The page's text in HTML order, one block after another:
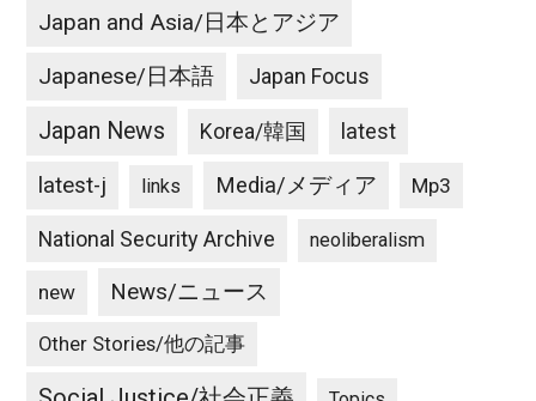
Japan and Asia/日本とアジア
Japanese/日本語 Japan Focus
Japan News Korea/韓国 latest
latest-j links Media/メディア Mp3
National Security Archive neoliberalism
new News/ニュース
Other Stories/他の記事